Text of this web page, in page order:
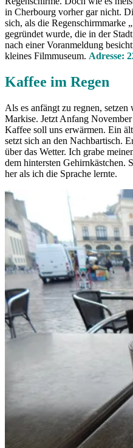
in Cherbourg vorher gar nicht.
sich, als die Regenschirmmarke
gegründet wurde, die in der
nach einer Voranmeldung
kleines Filmmuseum. Adresse:
Kaffee im Regen
Als es anfängt zu regnen,
Markise. Jetzt Anfang
Kaffee soll uns erwärmen. Ein
setzt sich an den Nachbartisch.
über das Wetter. Ich grabe
dem hintersten Gehirnkästchen.
her als ich die Sprache lernte.